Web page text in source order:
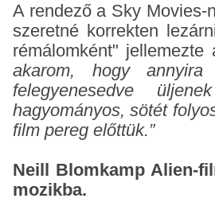
A rendező a Sky Movies-
szeretné korrekten
rémálomként"
akarom, hogy
felegyenesedve
hagyományos, sötét
film pereg előttük.”
Neill Blomkamp Alien-
mozikba.